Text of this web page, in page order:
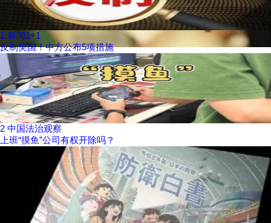
1 新闻1+1
反制美国！中方公布5项措施
2 中国法治观察
上班“摸鱼”公司有权开除吗？